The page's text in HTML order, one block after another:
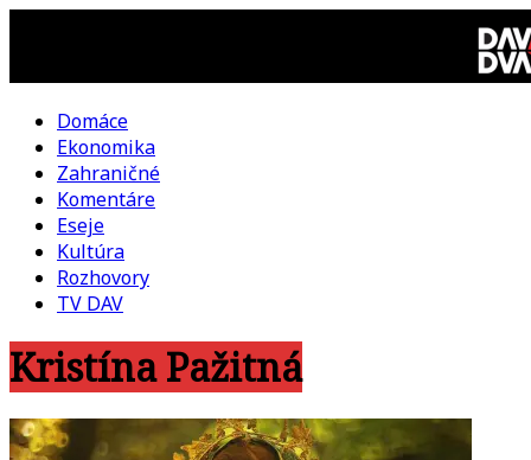
DAV
DVA
kultúrno-
politická
revue
Domáce
Ekonomika
Zahraničné
Komentáre
Eseje
Kultúra
Rozhovory
TV DAV
Kristína Pažitná